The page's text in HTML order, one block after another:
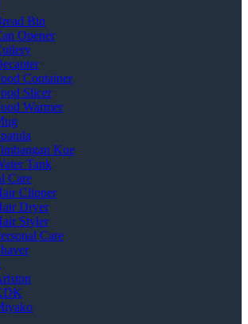
Bin
Opener
Container
Slicer
Warmer
Kue
Tank
Care
Clipper
Dryer
Styler
Care